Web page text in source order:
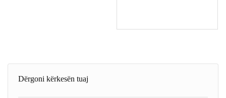
Dërgoni kërkesën tuaj